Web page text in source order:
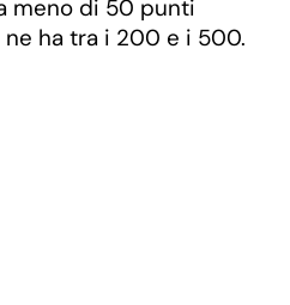
meno di 50 punti
ha tra i 200 e i 500.